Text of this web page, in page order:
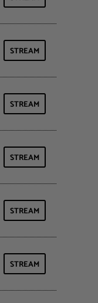
STREAM
STREAM
STREAM
STREAM
STREAM